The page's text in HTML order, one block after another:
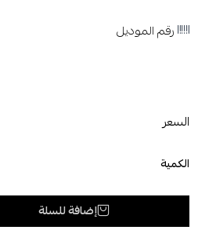
رقم الموديل
السعر
الكمية
إضافة للسلة